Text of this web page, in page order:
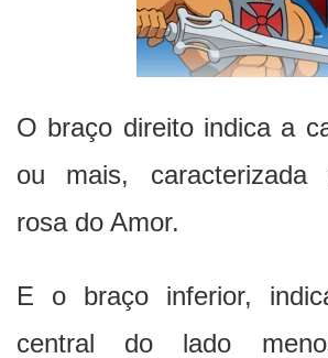
O braço direito indica a
ou mais, caracterizada
rosa do Amor.
E o braço inferior,
central do lado